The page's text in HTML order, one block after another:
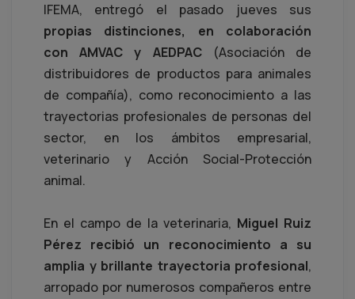
IFEMA, entregó el pasado jueves sus
propias distinciones, en colaboración
con AMVAC y AEDPAC(Asociación de
distribuidores de productos para animales
de compañía), como reconocimiento a las
trayectorias profesionales de personas del
sector, en los ámbitos empresarial,
veterinario y Acción Social-Protección
animal.
En el campo de la veterinaria, Miguel Ruiz
Pérez recibió un reconocimiento a su
amplia y brillante trayectoria profesional,
arropado por numerosos compañeros entre